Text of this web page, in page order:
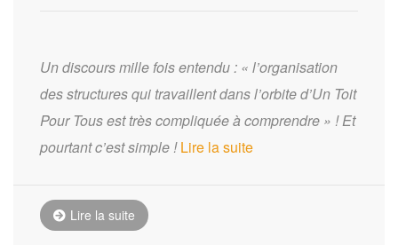
Un discours mille fois entendu : « l’organisation
des structures qui travaillent dans l’orbite d’Un Toit
Pour Tous est très compliquée à comprendre » !Et
pourtant c’est simple ! Lire la suite
Lire la suite